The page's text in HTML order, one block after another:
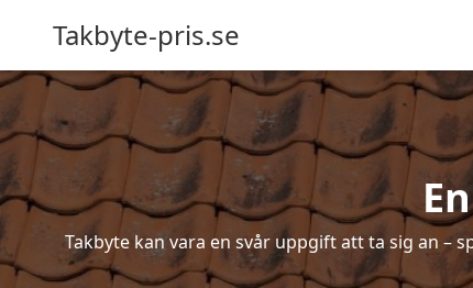
Takbyte-pris.se
Takbyte kan vara en svår uppgift att ta sig an –